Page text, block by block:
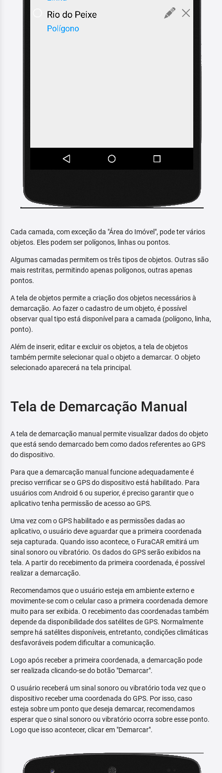
Cada camada, com exceção da "Área do Imóvel", pode ter vários
objetos. Eles podem ser polígonos, linhas ou pontos.
Algumas camadas permitem os três tipos de objetos. Outras são
mais restritas, permitindo apenas polígonos, outras apenas
pontos.
A tela de objetos permite a criação dos objetos necessários à
demarcação. Ao fazer o cadastro de um objeto, é possível
observar qual tipo está disponível para a camada (polígono, linha,
ponto).
Além de inserir, editar e excluir os objetos, a tela de objetos
também permite selecionar qual o objeto a demarcar. O objeto
selecionado aparecerá na tela principal.
Tela de Demarcação Manual
A tela de demarcação manual permite visualizar dados do objeto
que está sendo demarcado bem como dados referentes ao GPS
do dispositivo.
Para que a demarcação manual funcione adequadamente é
preciso verrificar se o GPS do dispositivo está habilitado. Para
usuários com Android 6 ou superior, é preciso garantir que o
aplicativo tenha permissão de acesso ao GPS.
Uma vez com o GPS habilitado e as permissões dadas ao
aplicativo, o usuário deve aguardar que a primeira coordenada
seja capturada. Quando isso acontece, o FuraCAR emitirá um
sinal sonoro ou vibratório. Os dados do GPS serão exibidos na
tela. A partir do recebimento da primeira coordenada, é possível
realizar a demarcação.
Recomendamos que o usuário esteja em ambiente externo e
movimente-se com o celular caso a primeira coordenada demore
muito para ser exibida. O recebimento das coordenadas também
depende da disponibilidade dos satélites de GPS. Normalmente
sempre há satélites disponíveis, entretanto, condições climáticas
desfavoráveis podem dificultar a comunicação.
Logo após receber a primeira coordenada, a demarcação pode
ser realizada clicando-se do botão "Demarcar".
O usuário receberá um sinal sonoro ou vibratório toda vez que o
dispositivo receber uma coordenada do GPS. Por isso, caso
esteja sobre um ponto que deseja demarcar, recomendamos
esperar que o sinal sonoro ou vibratório ocorra sobre esse ponto.
Logo que isso acontecer, clicar em "Demarcar".